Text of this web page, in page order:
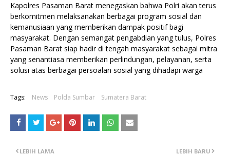
Kapolres Pasaman Barat menegaskan bahwa Polri akan terus
berkomitmen melaksanakan berbagai program sosial dan
kemanusiaan yang memberikan dampak positif bagi
masyarakat. Dengan semangat pengabdian yang tulus, Polres
Pasaman Barat siap hadir di tengah masyarakat sebagai mitra
yang senantiasa memberikan perlindungan, pelayanan, serta
solusi atas berbagai persoalan sosial yang dihadapi warga
Tags: News Polda Sumbar Sumatera Barat
LEBIH BARU
LEBIH LAMA